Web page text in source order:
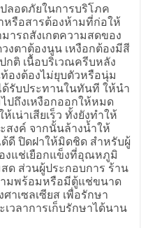
ลอดภัยในการบริโภค
หรือสารต้องห้ามที่ก่อให้
ารถสังเกตความสดของ
งตาต้องนูน เหงือกต้องมีสี
ติ เนื้อบริเวณครีบหลัง
องต้องไม่ยุบตัวหรือนุ่ม
ด้รับประทานในทันที ให้นำ
ปถึงเหงือกออกให้หมด
เน่าเสียเร็ว ทั้งยังทำให้
สงค์ จากนั้นล้างน้ำให้
ดี ปิดฝาให้มิดชิด สำหรับผู้
งแช่เยือกแข็งที่อุณหภูมิ
ด ส่วนผู้ประกอบการ ร้าน
มพร้อมหรือมีตู้แช่ขนาด
าเซลเซียส เพื่อรักษา
วลาการเก็บรักษาได้นาน